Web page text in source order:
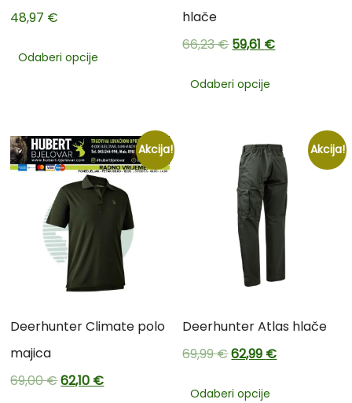
48,97 €
Odaberi opcije
hlače
66,23€59,61 €
Odaberi opcije
Akcija!
Deerhunter Climate polo
majica
69,00€62,10 €
Akcija!
Deerhunter Atlas hlače
69,99€62,99 €
Odaberi opcije